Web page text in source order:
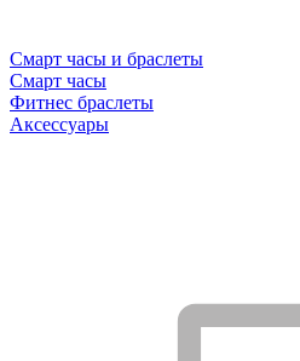
Смарт часы и браслеты
Смарт часы
Фитнес браслеты
Аксессуары